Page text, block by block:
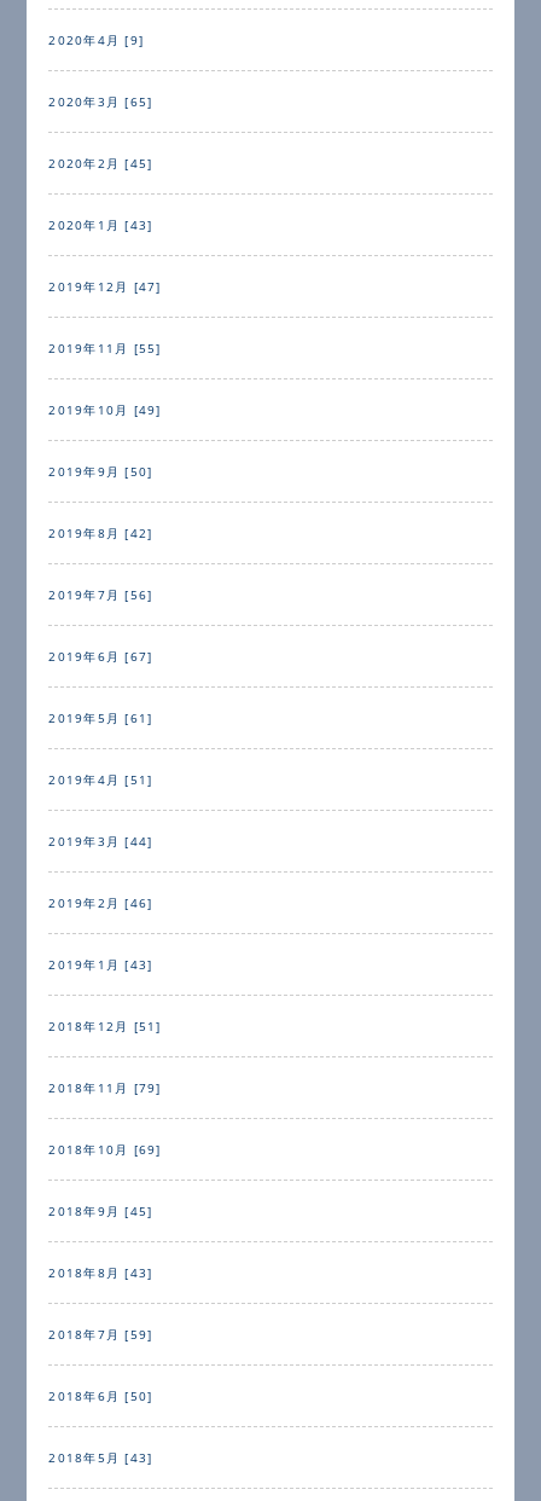
2020年4月 [9]
2020年3月 [65]
2020年2月 [45]
2020年1月 [43]
2019年12月 [47]
2019年11月 [55]
2019年10月 [49]
2019年9月 [50]
2019年8月 [42]
2019年7月 [56]
2019年6月 [67]
2019年5月 [61]
2019年4月 [51]
2019年3月 [44]
2019年2月 [46]
2019年1月 [43]
2018年12月 [51]
2018年11月 [79]
2018年10月 [69]
2018年9月 [45]
2018年8月 [43]
2018年7月 [59]
2018年6月 [50]
2018年5月 [43]